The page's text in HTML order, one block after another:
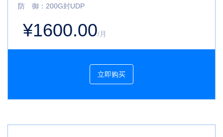
防 御： 200G封UDP
¥1600.00/月
立即购买